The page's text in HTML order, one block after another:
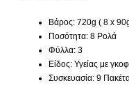
Βάρος: 720g ( 8 x
Ποσότητα: 8 Ρολά
Φύλλα: 3
Είδος: Υγείας με
Συσκευασία: 9